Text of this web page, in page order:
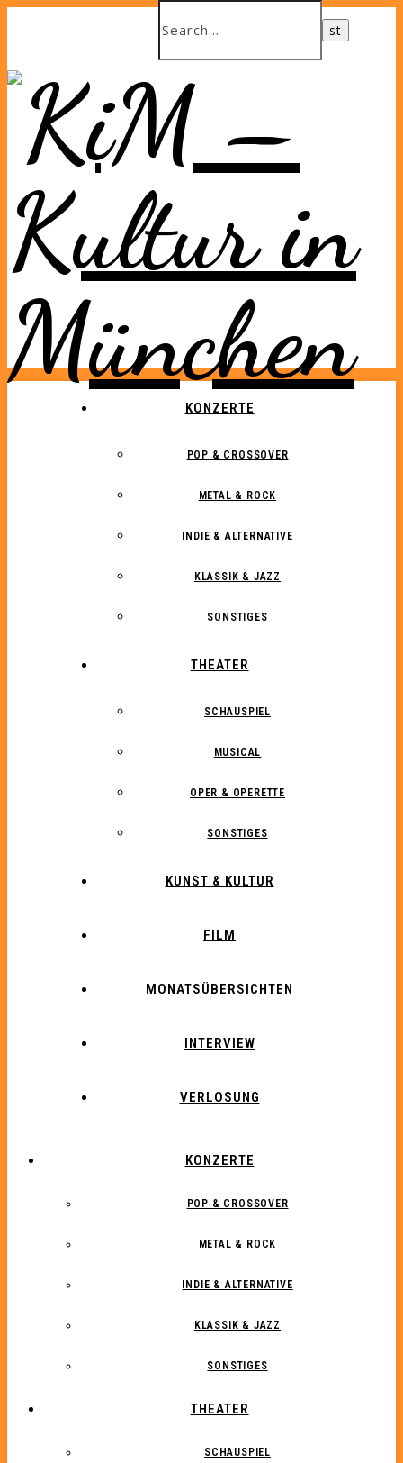
KONZERTE
POP & CROSSOVER
METAL & ROCK
INDIE & ALTERNATIVE
KLASSIK & JAZZ
SONSTIGES
THEATER
SCHAUSPIEL
MUSICAL
OPER & OPERETTE
SONSTIGES
KUNST & KULTUR
FILM
MONATSÜBERSICHTEN
INTERVIEW
VERLOSUNG
KONZERTE
POP & CROSSOVER
METAL & ROCK
INDIE & ALTERNATIVE
KLASSIK & JAZZ
SONSTIGES
THEATER
SCHAUSPIEL